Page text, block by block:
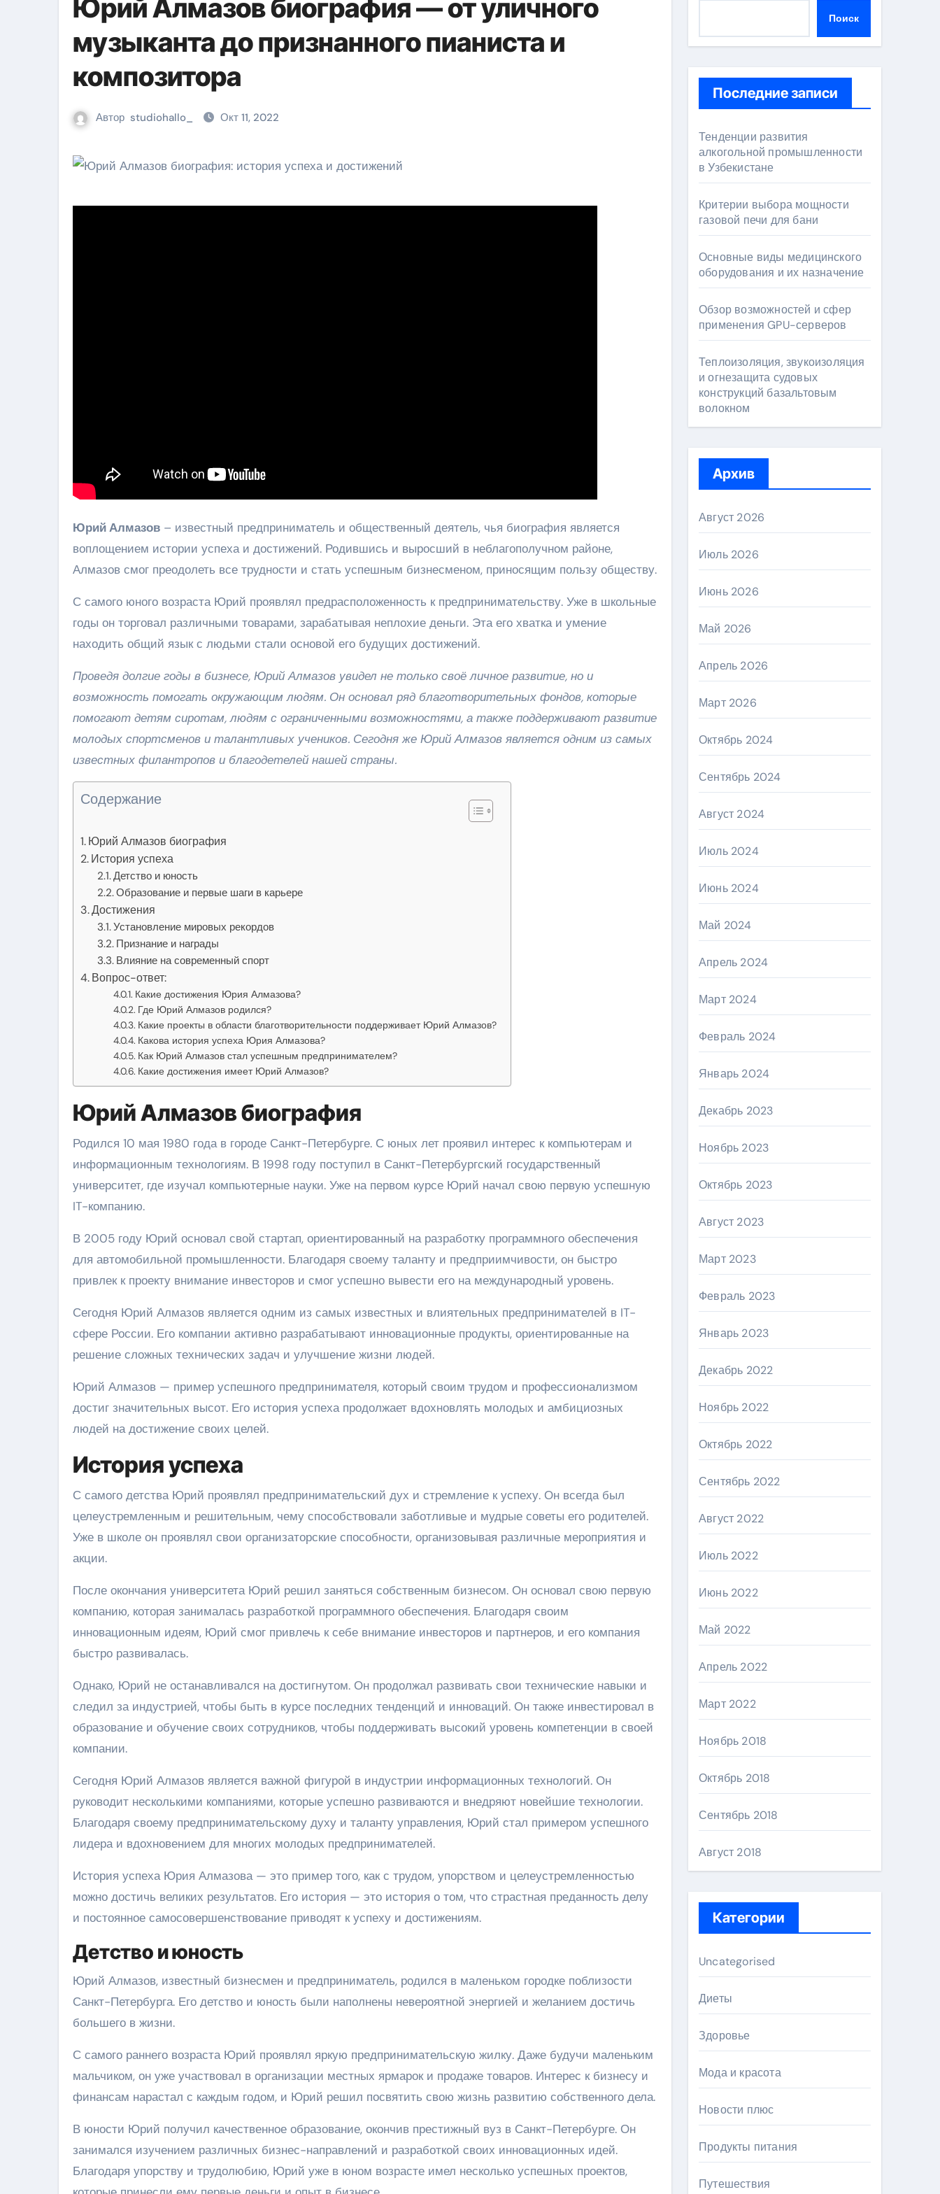
Юрий Алмазов биография — от уличного
музыканта до признанного пианиста и
композитора
Автор studiohallo_ Окт 11, 2022
Юрий Алмазов – известный предприниматель и общественный деятель, чья биография является
воплощением истории успеха и достижений. Родившись и выросший в неблагополучном районе,
Алмазов смог преодолеть все трудности и стать успешным бизнесменом, приносящим пользу обществу.
С самого юного возраста Юрий проявлял предрасположенность к предпринимательству. Уже в школьные
годы он торговал различными товарами, зарабатывая неплохие деньги. Эта его хватка и умение
находить общий язык с людьми стали основой его будущих достижений.
Проведя долгие годы в бизнесе, Юрий Алмазов увидел не только своё личное развитие, но и
возможность помогать окружающим людям. Он основал ряд благотворительных фондов, которые
помогают детям сиротам, людям с ограниченными возможностями, а также поддерживают развитие
молодых спортсменов и талантливых учеников. Сегодня же Юрий Алмазов является одним из самых
известных филантропов и благодетелей нашей страны.
Содержание
Юрий Алмазов биография
История успеха
Детство и юность
Образование и первые шаги в карьере
Достижения
Установление мировых рекордов
Признание и награды
Влияние на современный спорт
Вопрос-ответ:
Какие достижения Юрия Алмазова?
Где Юрий Алмазов родился?
Какие проекты в области благотворительности поддерживает Юрий Алмазов?
Какова история успеха Юрия Алмазова?
Как Юрий Алмазов стал успешным предпринимателем?
Какие достижения имеет Юрий Алмазов?
Юрий Алмазов биография
Родился 10 мая 1980 года в городе Санкт-Петербурге. С юных лет проявил интерес к компьютерам и
информационным технологиям. В 1998 году поступил в Санкт-Петербургский государственный
университет, где изучал компьютерные науки. Уже на первом курсе Юрий начал свою первую успешную
IT-компанию.
В 2005 году Юрий основал свой стартап, ориентированный на разработку программного обеспечения
для автомобильной промышленности. Благодаря своему таланту и предприимчивости, он быстро
привлек к проекту внимание инвесторов и смог успешно вывести его на международный уровень.
Сегодня Юрий Алмазов является одним из самых известных и влиятельных предпринимателей в IT-
сфере России. Его компании активно разрабатывают инновационные продукты, ориентированные на
решение сложных технических задач и улучшение жизни людей.
Юрий Алмазов — пример успешного предпринимателя, который своим трудом и профессионализмом
достиг значительных высот. Его история успеха продолжает вдохновлять молодых и амбициозных
людей на достижение своих целей.
История успеха
С самого детства Юрий проявлял предпринимательский дух и стремление к успеху. Он всегда был
целеустремленным и решительным, чему способствовали заботливые и мудрые советы его родителей.
Уже в школе он проявлял свои организаторские способности, организовывая различные мероприятия и
акции.
После окончания университета Юрий решил заняться собственным бизнесом. Он основал свою первую
компанию, которая занималась разработкой программного обеспечения. Благодаря своим
инновационным идеям, Юрий смог привлечь к себе внимание инвесторов и партнеров, и его компания
быстро развивалась.
Однако, Юрий не останавливался на достигнутом. Он продолжал развивать свои технические навыки и
следил за индустрией, чтобы быть в курсе последних тенденций и инноваций. Он также инвестировал в
образование и обучение своих сотрудников, чтобы поддерживать высокий уровень компетенции в своей
компании.
Сегодня Юрий Алмазов является важной фигурой в индустрии информационных технологий. Он
руководит несколькими компаниями, которые успешно развиваются и внедряют новейшие технологии.
Благодаря своему предпринимательскому духу и таланту управления, Юрий стал примером успешного
лидера и вдохновением для многих молодых предпринимателей.
История успеха Юрия Алмазова — это пример того, как с трудом, упорством и целеустремленностью
можно достичь великих результатов. Его история — это история о том, что страстная преданность делу
и постоянное самосовершенствование приводят к успеху и достижениям.
Детство и юность
Юрий Алмазов, известный бизнесмен и предприниматель, родился в маленьком городке поблизости
Санкт-Петербурга. Его детство и юность были наполнены невероятной энергией и желанием достичь
большего в жизни.
С самого раннего возраста Юрий проявлял яркую предпринимательскую жилку. Даже будучи маленьким
мальчиком, он уже участвовал в организации местных ярмарок и продаже товаров. Интерес к бизнесу и
финансам нарастал с каждым годом, и Юрий решил посвятить свою жизнь развитию собственного дела.
В юности Юрий получил качественное образование, окончив престижный вуз в Санкт-Петербурге. Он
занимался изучением различных бизнес-направлений и разработкой своих инновационных идей.
Благодаря упорству и трудолюбию, Юрий уже в юном возрасте имел несколько успешных проектов,
Поиск
Последние записи
Тенденции развития
алкогольной промышленности
в Узбекистане
Критерии выбора мощности
газовой печи для бани
Основные виды медицинского
оборудования и их назначение
Обзор возможностей и сфер
применения GPU-серверов
Теплоизоляция, звукоизоляция
и огнезащита судовых
конструкций базальтовым
волокном
Архив
Август 2026
Июль 2026
Июнь 2026
Май 2026
Апрель 2026
Март 2026
Октябрь 2024
Сентябрь 2024
Август 2024
Июль 2024
Июнь 2024
Май 2024
Апрель 2024
Март 2024
Февраль 2024
Январь 2024
Декабрь 2023
Ноябрь 2023
Октябрь 2023
Август 2023
Март 2023
Февраль 2023
Январь 2023
Декабрь 2022
Ноябрь 2022
Октябрь 2022
Сентябрь 2022
Август 2022
Июль 2022
Июнь 2022
Май 2022
Апрель 2022
Март 2022
Ноябрь 2018
Октябрь 2018
Сентябрь 2018
Август 2018
Категории
Uncategorised
Диеты
Здоровье
Мода и красота
Новости плюс
Продукты питания
Путешествия